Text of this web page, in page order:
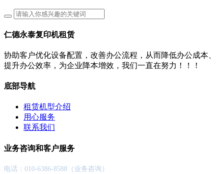
仁德永泰复印机租赁
协助客户优化设备配置，改善办公流程，从而降低办公成本、
提升办公效率，为企业降本增效，我们一直在努力！！！
底部导航
租赁机型介绍
用心服务
联系我们
业务咨询和客户服务
电话：010-6386-8588（业务咨询）